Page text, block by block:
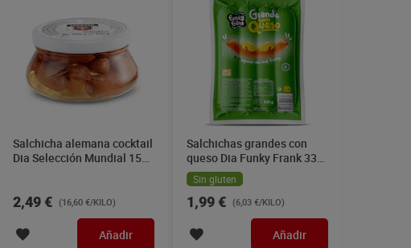
Salchicha alemana cocktail
Dia Selección Mundial 150
2,49 € (16,60 €/KILO)
Añadir
Salchichas grandes con
queso Dia Funky Frank 330
gSin gluten
1,99 € (6,03 €/KILO)
Añadir